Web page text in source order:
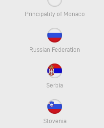
Principality of Monaco
Russian Federation
Serbia
Slovenia